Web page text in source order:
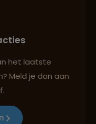
vrijheid
het laatste
Meld je dan aan